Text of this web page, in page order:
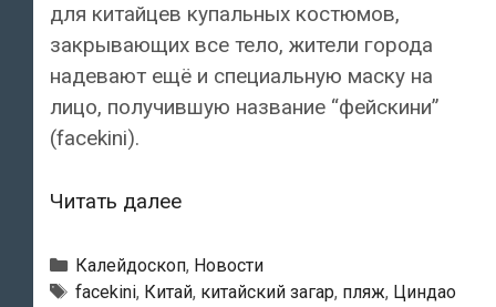
для китайцев купальных костюмов,
закрывающих все тело, жители города
надевают ещё и специальную маску на
лицо, получившую название “фейскини”
(facekini).
Читать далееВ
люди
“загорают”
Рубрики
Калейдоскоп, Новости
Метки
facekini, Китай, китайский загар, пляж, Циндао